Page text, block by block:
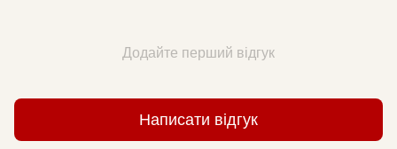
Додайте перший відгук
Написати відгук